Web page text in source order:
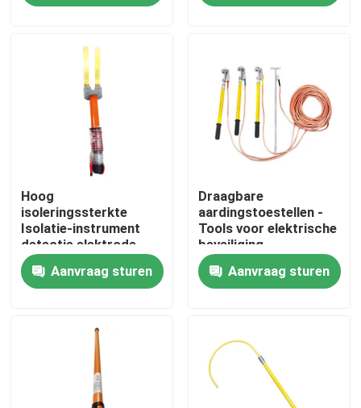
Fabriekstocht
Kwaliteitscontrole
Neem contact met ons op
Vraag een offerte
Spoorinsulator
Hoog
isoleringssterkte
Isolatie-instrument
detectie elektrode
Aanvraag sturen
Draagbare
aardingstoestellen -
Tools voor elektrische
beveiliging
Aanvraag sturen